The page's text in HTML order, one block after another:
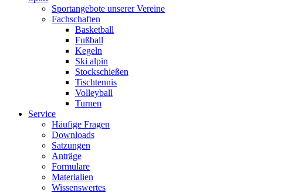
Sportangebote unserer Vereine
Fachschaften
Basketball
Fußball
Kegeln
Ski alpin
Stockschießen
Tischtennis
Volleyball
Turnen
Service
Häufige Fragen
Downloads
Satzungen
Anträge
Formulare
Materialien
Wissenswertes